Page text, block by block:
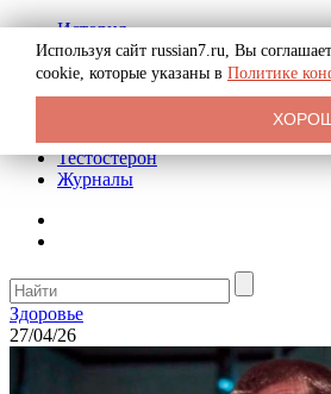
История
Биография
Криминал
Реклама на сайте
Тестостерон
Журналы
Здоровье
27/04/26
Используя сайт russian7.ru, Вы
cookie, которые указаны в Политике